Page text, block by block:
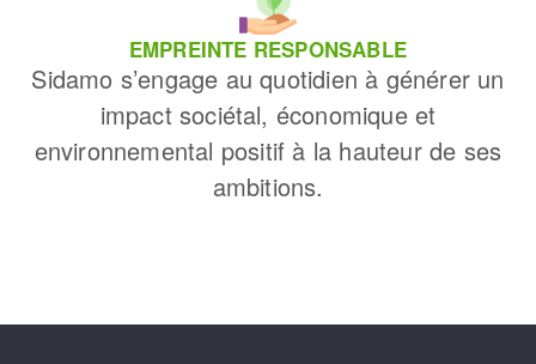
EMPREINTE RESPONSABLE
Sidamo s’engage au quotidien à générer un
impact sociétal, économique et
environnemental positif à la hauteur de ses
ambitions.